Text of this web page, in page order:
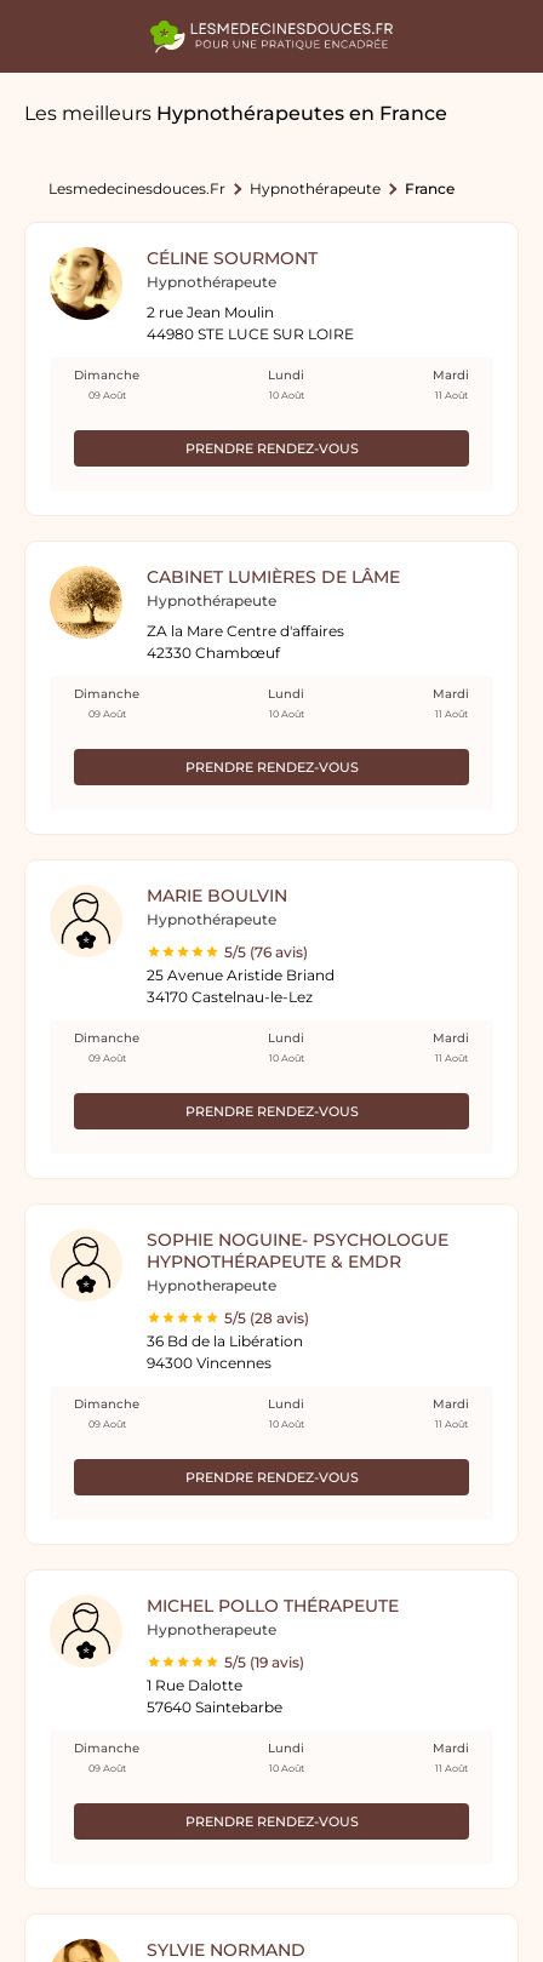
Les meilleurs Hypnothérapeutes en France
Lesmedecinesdouces.fr Hypnothérapeute France
CÉLINE SOURMONT
Hypnothérapeute
2 rue Jean Moulin
44980 STE LUCE SUR LOIRE
PRENDRE RENDEZ-VOUS
Dimanche
09 Août
Lundi
10 Août
Mardi
11 Août
CABINET LUMIÈRES DE LÂME
Hypnothérapeute
ZA la Mare Centre d'affaires
42330 Chambœuf
PRENDRE RENDEZ-VOUS
Dimanche
09 Août
Lundi
10 Août
Mardi
11 Août
MARIE BOULVIN
Hypnothérapeute
5/5 (76 avis)
25 Avenue Aristide Briand
34170 Castelnau-le-Lez
PRENDRE RENDEZ-VOUS
Dimanche
09 Août
Lundi
10 Août
Mardi
11 Août
SOPHIE NOGUINE- PSYCHOLOGUE
HYPNOTHÉRAPEUTE & EMDR
Hypnotherapeute
5/5 (28 avis)
36 Bd de la Libération
94300 Vincennes
PRENDRE RENDEZ-VOUS
Dimanche
09 Août
Lundi
10 Août
Mardi
11 Août
MICHEL POLLO THÉRAPEUTE
Hypnotherapeute
5/5 (19 avis)
1 Rue Dalotte
57640 Saintebarbe
PRENDRE RENDEZ-VOUS
Dimanche
09 Août
Lundi
10 Août
Mardi
11 Août
SYLVIE NORMAND